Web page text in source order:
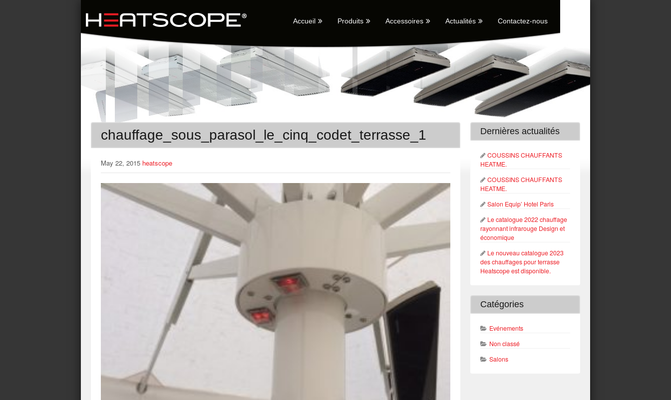
Accueil Produits Accessoires Actualités Contactez-nous
chauffage_sous_parasol_le_cinq_codet_terrasse_1
May 22, 2015 heatscope
Dernières actualités
COUSSINS CHAUFFANTS
HEATME.
COUSSINS CHAUFFANTS
HEATME.
Salon Equip’ Hotel Paris
Le catalogue 2022 chauffage
rayonnant infrarouge Design et
économique
Le nouveau catalogue 2023
des chauffages pour terrasse
Heatscope est disponible.
Catégories
Evénements
Non classé
Salons